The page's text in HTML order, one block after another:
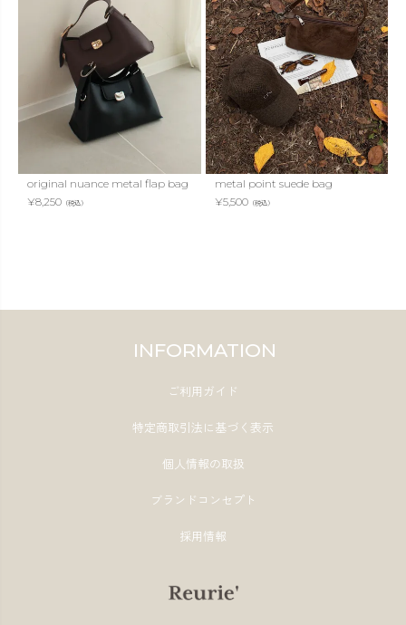
original nuance metal flap bag
¥8,250 （税込）
metal point suede bag
¥5,500（税込）
INFORMATION
ご利用ガイド
特定商取引法に基づく表示
個人情報の取扱
ブランドコンセプト
採用情報